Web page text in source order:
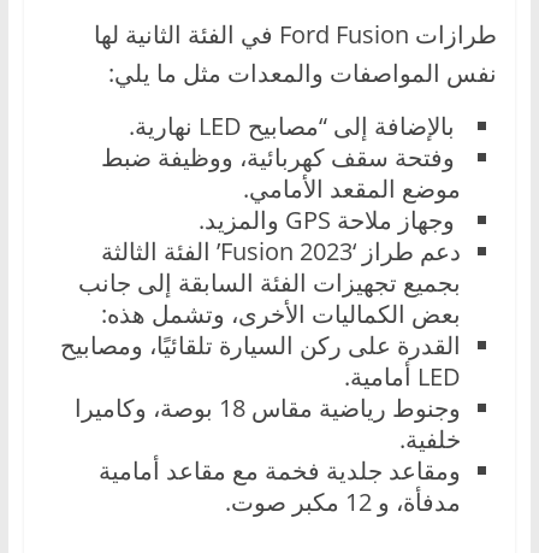
طرازات Ford Fusion في الفئة الثانية لها
نفس المواصفات والمعدات مثل ما يلي:
بالإضافة إلى “مصابيح LED نهارية.
وفتحة سقف كهربائية، ووظيفة ضبط
موضع المقعد الأمامي.
وجهاز ملاحة GPS والمزيد.
دعم طراز ‘Fusion 2023’ الفئة الثالثة
بجميع تجهيزات الفئة السابقة إلى جانب
بعض الكماليات الأخرى، وتشمل هذه:
القدرة على ركن السيارة تلقائيًا، ومصابيح
LED أمامية.
وجنوط رياضية مقاس 18 بوصة، وكاميرا
خلفية.
ومقاعد جلدية فخمة مع مقاعد أمامية
مدفأة، و 12 مكبر صوت.